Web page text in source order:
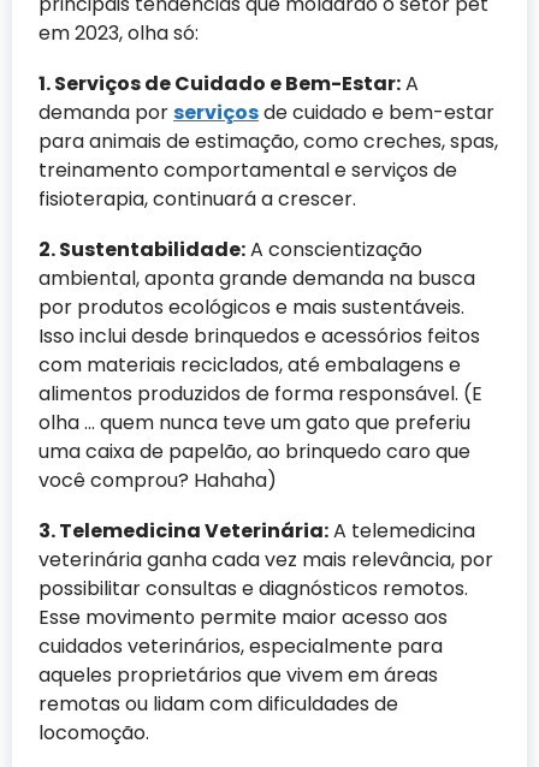
em 2023, olha só:
1. Serviços de Cuidado e Bem-Estar:A
demanda porserviçosde cuidado e bem-estar
para animais de estimação, como creches, spas,
treinamento comportamental e serviços de
fisioterapia, continuará a crescer.
2. Sustentabilidade:A conscientização
ambiental, aponta grande demanda na busca
por produtos ecológicos e mais sustentáveis.
Isso inclui desde brinquedos e acessórios feitos
com materiais reciclados, até embalagens e
alimentos produzidos de forma responsável. (E
olha … quem nunca teve um gato que preferiu
uma caixa de papelão, ao brinquedo caro que
você comprou? Hahaha)
3. Telemedicina Veterinária:A telemedicina
veterinária ganha cada vez mais relevância, por
possibilitar consultas e diagnósticos remotos.
Esse movimento permite maior acesso aos
cuidados veterinários, especialmente para
aqueles proprietários que vivem em áreas
remotas ou lidam com dificuldades de
locomoção.